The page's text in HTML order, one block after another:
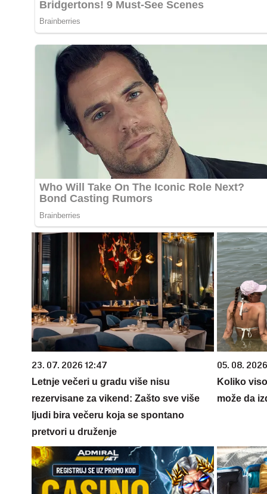
23. 07. 2026 12:47
Letnje večeri u gradu više nisu
rezervisane za vikend: Zašto sve više
ljudi bira večeru koja se spontano
pretvori u druženje
05. 08.
Koliko
može da